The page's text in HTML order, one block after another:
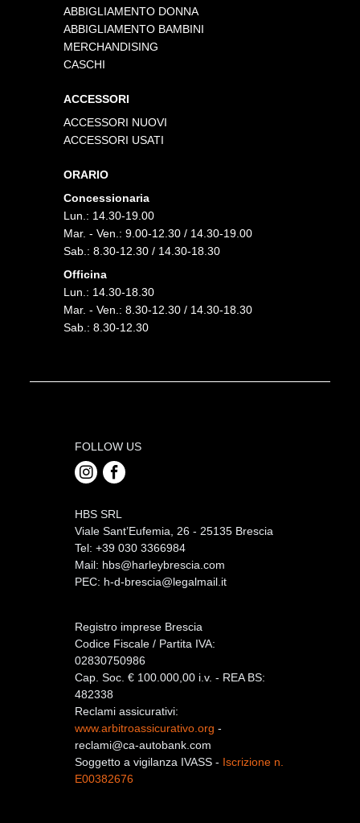
ABBIGLIAMENTO DONNA
ABBIGLIAMENTO BAMBINI
MERCHANDISING
CASCHI
ACCESSORI
ACCESSORI NUOVI
ACCESSORI USATI
ORARIO
Concessionaria
Lun.: 14.30-19.00
Mar. - Ven.: 9.00-12.30 / 14.30-19.00
Sab.: 8.30-12.30 / 14.30-18.30
Officina
Lun.: 14.30-18.30
Mar. - Ven.: 8.30-12.30 / 14.30-18.30
Sab.: 8.30-12.30
FOLLOW US
HBS SRL
Viale Sant’Eufemia, 26 - 25135 Brescia
Tel: +39 030 3366984
Mail: hbs@harleybrescia.com
PEC: h-d-brescia@legalmail.it
Registro imprese Brescia
Codice Fiscale / Partita IVA:
02830750986
Cap. Soc. € 100.000,00 i.v. - REA BS:
482338
Reclami assicurativi:
www.arbitroassicurativo.org -
reclami@ca-autobank.com
Soggetto a vigilanza IVASS - Iscrizione n.
E00382676